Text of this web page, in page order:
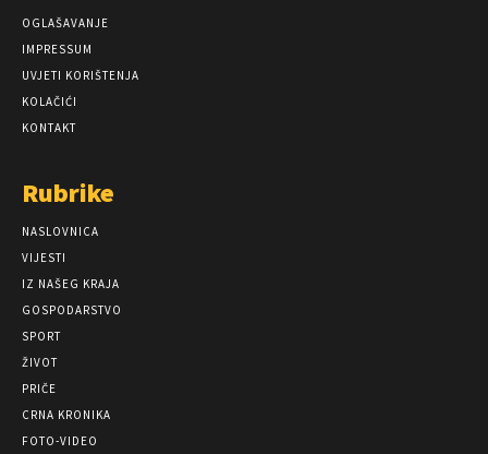
OGLAŠAVANJE
IMPRESSUM
UVJETI KORIŠTENJA
KOLAČIĆI
KONTAKT
Rubrike
NASLOVNICA
VIJESTI
IZ NAŠEG KRAJA
GOSPODARSTVO
SPORT
ŽIVOT
PRIČE
CRNA KRONIKA
FOTO-VIDEO